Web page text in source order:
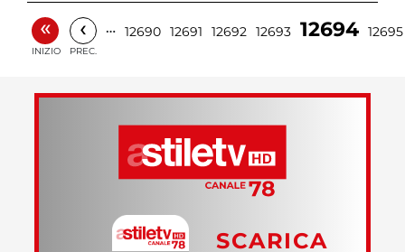
«
INIZIO
‹
PREC.
… 12690 12691 12692 12693 12694 12695
SCARICA